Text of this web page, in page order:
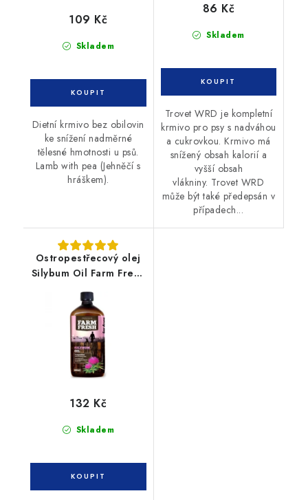
Skladem
109 Kč
Dietní krmivo bez obilovin
ke snížení nadměrné
tělesné hmotnosti u psů.
Lamb with pea (Jehněčí s
hráškem).
Skladem
86 Kč
Trovet WRD je kompletní
krmivo pro psy s nadváhou
a cukrovkou. Krmivo má
snížený obsah kalorií a
vyšší obsah
vlákniny. Trovet WRD
může být také předepsán v
případech...
Ostropestřecový olej
Silybum Oil Farm Fresh
200 ml
Skladem
132 Kč